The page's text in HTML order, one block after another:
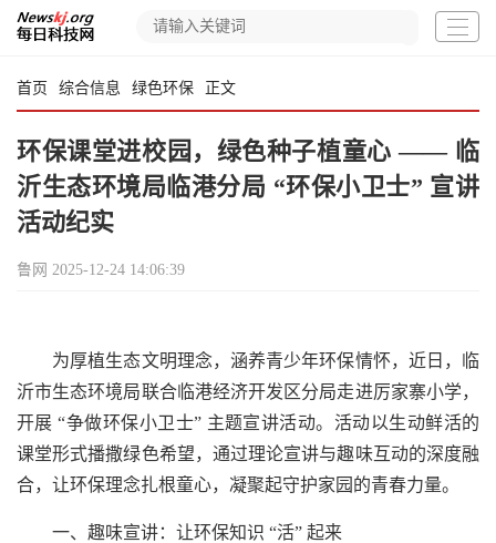
首页 综合信息 绿色环保 正文
环保课堂进校园，绿色种子植童心 —— 临
沂生态环境局临港分局 “环保小卫士” 宣讲
活动纪实
鲁网 2025-12-24 14:06:39
为厚植生态文明理念，涵养青少年环保情怀，近日，临
沂市生态环境局联合临港经济开发区分局走进厉家寨小学，
开展 “争做环保小卫士” 主题宣讲活动。活动以生动鲜活的
课堂形式播撒绿色希望，通过理论宣讲与趣味互动的深度融
合，让环保理念扎根童心，凝聚起守护家园的青春力量。
一、趣味宣讲：让环保知识 “活” 起来